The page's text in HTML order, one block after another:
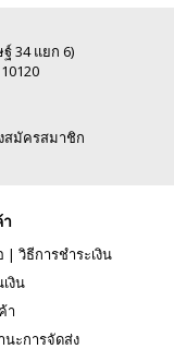
34 แยก 6)
สมัครสมาชิก
| วิธีการชำระเงิน
งิน
า
นะการจัดส่ง